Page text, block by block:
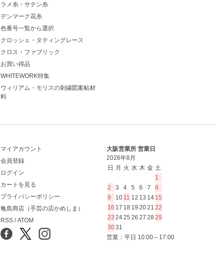
ラメ糸・サテン糸
デンマーク花糸
色番号一覧から選択
クロッシェ・タティングレース
クロス・ファブリック
お買い得品
WHITEWORK特集
ウィリアム・モリスの刺繍図案帖材
料
マイアカウント
会員登録
ログイン
カートを見る
プライバシーポリシー
亀島商店（手芸の店かめしま）
RSS /ATOM
大阪営業所 営業日
2026年8月
日
月 火 水 木 金 土
1
2
3 4 5 6 7
8
9
10 11 12 13 14 15
16 17 18 19 2021 22
23 2425 26 27 28 29
3031
営業：平日 10:00～17:00